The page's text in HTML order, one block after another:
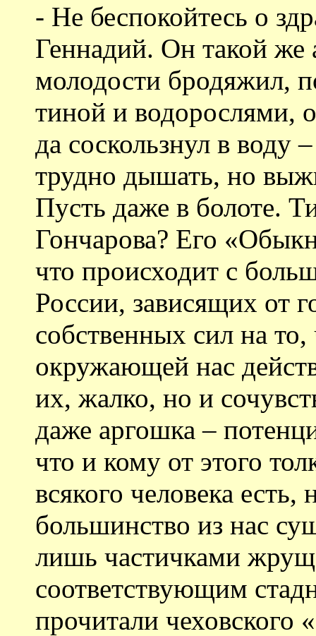
- Не беспокойтесь о
Геннадий. Он такой же
молодости бродяжил,
тиной и водорослями,
да соскользнул в воду
трудно дышать, но
Пусть даже в болоте.
Гончарова? Его
что происходит с
России, зависящих от
собственных сил на
окружающей нас
их, жалко, но и
даже аргошка –
что и кому от этого
всякого человека
большинство из нас
лишь частичками
соответствующим
прочитали чеховского